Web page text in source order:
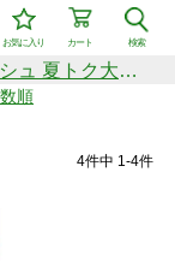
検索
カート
お気に入り
総額50万円分が当たる！ビットキャッシュ 夏トク大感謝祭
順
4件中 1-4件